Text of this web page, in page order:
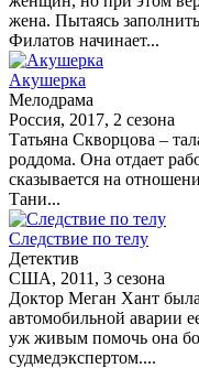
жена. Пытаясь
Филатов начинает...
Акушерка
Мелодрама
Россия, 2017, 2 сезона
Татьяна Скворцова –
роддома. Она отдает
сказывается на
Тани...
Следствие по телу
Детектив
США, 2011, 3 сезона
Доктор Меган Хант
автомобильной аварии
уж живым помочь она
судмедэкспертом....